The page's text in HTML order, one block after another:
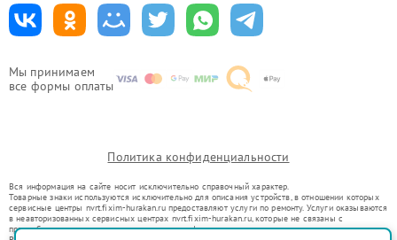
Мы принимаем
все формы оплаты
Политика конфиденциальности
Вся информация на сайте носит исключительно справочный характер.
Товарные знаки используются исключительно для описания устройств, в отношении которых
сервисные центры nvrt.fixim-hurakan.ru предоставляют услуги по ремонту. Услуги оказываются
в неавторизованных сервисных центрах nvrt.fixim-hurakan.ru, которые не связаны с
правообладателями товарных знаков или их официальными представителями.